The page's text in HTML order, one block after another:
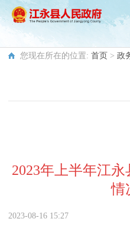
您现在所在的位置: 首页 > 政
2023年上半年江
情
2023-08-16 15:27